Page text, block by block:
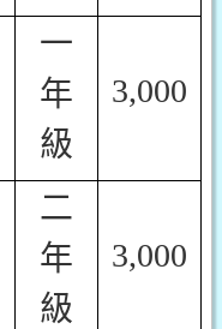
一
年
級
3,000
二
年
級
3,000